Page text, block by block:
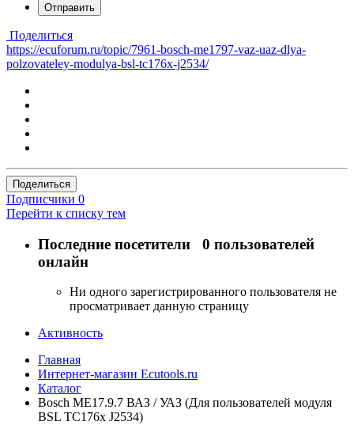
Отправить
Поделиться
https://ecuforum.ru/topic/7961-bosch-me1797-vaz-uaz-dlya-
polzovateley-modulya-bsl-tc176x-j2534/
Поделиться
Подписчики 0
Перейти к списку тем
Последние посетители 0 пользователей
онлайн
Ни одного зарегистрированного пользователя не
просматривает данную страницу
Активность
Главная
Интернет-магазин Ecutools.ru
Каталог
Bosch ME17.9.7 ВАЗ / УАЗ (Для пользователей модуля
BSL TC176x J2534)